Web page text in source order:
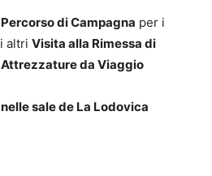
di Campagna per i
altri Visita alla Rimessa di
da Viaggio
sale de La Lodovica